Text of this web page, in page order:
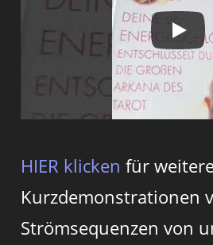
HIER klicken für
Kurzdemonstrationen
Strömsequenzen von